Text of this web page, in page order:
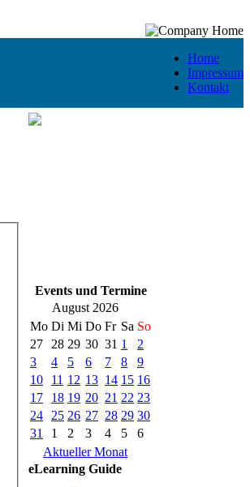
Home
Impressum
Kontakt
Events und Termine
August 2026
Mo Di Mi Do Fr Sa So
27
28 29 30 31 1
2
3
4 5 6 7 8
9
10
11 12 13 14 15 16
17
18 19 20 21 22 23
24
25 26 27 28 29 30
31
1 2 3 4 5
6
Aktueller Monat
eLearning Guide